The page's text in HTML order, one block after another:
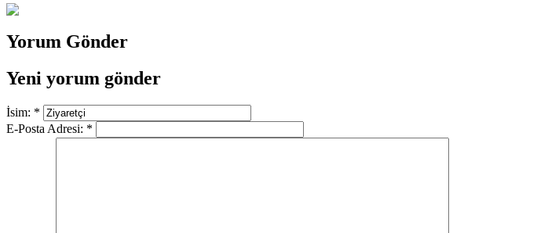
Yorum Gönder
Yeni yorum gönder
İsim: *
E-Posta Adresi: *